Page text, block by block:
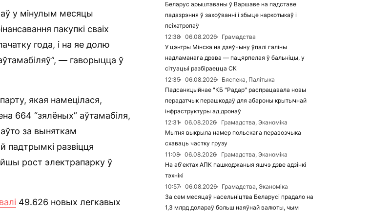
у мінулым месяцы
пакупкі сваіх
года, і на яе долю
— гаворыцца ў
якая намецілася,
664 “зялёных” аўтамабіля,
за выняткам
падтрымкі развіцця
рост электрапарку ў
49.626 новых легкавых
Беларус арыштаваны ў Варшаве на падставе
падазрэння ў захоўванні і збыце наркотыкаў і
псіхатропаў
12:38
06.08.2026
Грамадства
У цэнтры Мінска на дзяўчыну ўпалі галіны
надламанага дрэва — пацярпелая ў бальніцы, у
сітуацыі разбіраецца СК
12:35
06.08.2026
Бяспека, Палітыка
Падсанкцыйнае "КБ "Радар" распрацавала новы
перадатчык перашкодаў для абароны крытычнай
інфраструктуры ад дронаў
12:31
06.08.2026
Грамадства, Эканоміка
Мытня выкрыла намер польскага перавозчыка
схаваць частку грузу
11:08
06.08.2026
Грамадства, Эканоміка
На аб'ектах АПК пашкоджаныя яшчэ дзве адзінкі
тэхнікі
10:57
06.08.2026
Грамадства, Эканоміка
За сем месяцаў насельніцтва Беларусі прадало на
1,3 млрд долараў больш наяўнай валюты, чым